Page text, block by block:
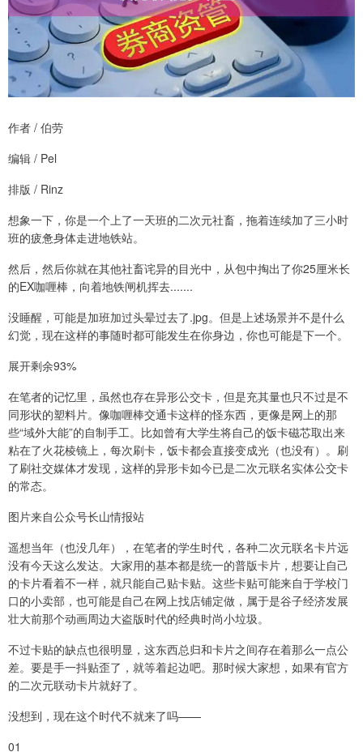
作者 / 伯劳
编辑 / Pel
排版 / Rinz
想象一下，你是一个上了一天班的二次元社畜，拖着连续加了三小时
班的疲惫身体走进地铁站。
然后，然后你就在其他社畜诧异的目光中，从包中掏出了你25厘米长
的EX咖喱棒，向着地铁闸机挥去.......
没睡醒，可能是加班加过头晕过去了.jpg。但是上述场景并不是什么
幻觉，现在这样的事随时都可能发生在你身边，你也可能是下一个。
展开剩余93%
在笔者的记忆里，虽然也存在异形公交卡，但是充其量也只不过是不
同形状的塑料片。像咖喱棒交通卡这样的怪东西，更像是网上的那
些“域外大能”的自制手工。比如曾有大学生将自己的饭卡磁芯取出来
粘在了火花棱镜上，每次刷卡，饭卡都会直接变成光（也没有）。刷
了刷社交媒体才发现，这样的异形卡如今已是二次元联名实体公交卡
的常态。
图片来自公众号长山情报站
遥想当年（也没几年），在笔者的学生时代，各种二次元联名卡片远
没有今天这么发达。大家用的基本都是统一的普版卡片，想要让自己
的卡片看着不一样，就只能自己贴卡贴。这些卡贴可能来自于学校门
口的小卖部，也可能是自己在网上找店铺定做，属于是谷子经济发展
壮大前那个动画周边大盗版时代的经典时尚小垃圾。
不过卡贴的缺点也很明显，这东西总归和卡片之间存在着那么一点公
差。要是手一抖贴歪了，就等着起边吧。那时候大家想，如果有官方
的二次元联动卡片就好了。
没想到，现在这个时代不就来了吗——
01